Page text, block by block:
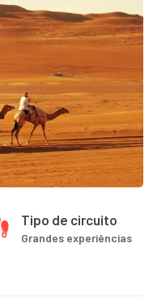
Tipo de circuito
Grandes experiências